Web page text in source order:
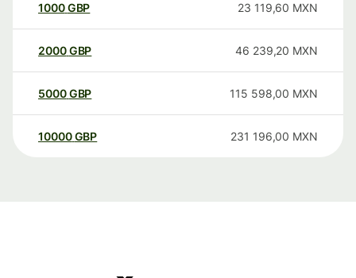
1000GBP 23 119,60 MXN
2000GBP 46 239,20 MXN
5000GBP 115 598,00 MXN
10000 GBP 231 196,00 MXN